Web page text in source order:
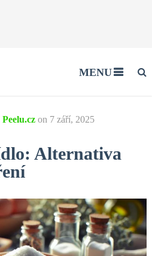
MENU
Peelu.cz on 7 září, 2025
Alternativa